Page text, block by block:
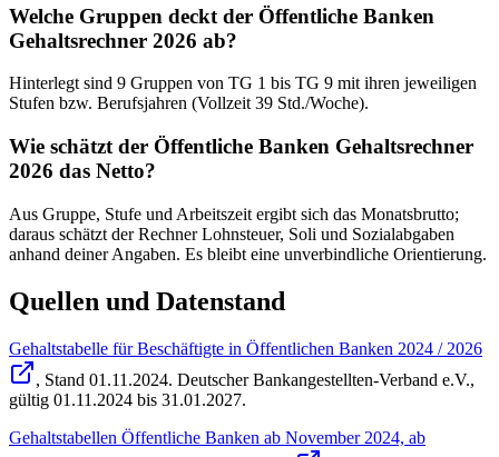
Welche Gruppen deckt der Öffentliche Banken
Gehaltsrechner 2026 ab?
Hinterlegt sind 9 Gruppen von TG 1 bis TG 9 mit ihren jeweiligen
Stufen bzw. Berufsjahren (Vollzeit 39 Std./Woche).
Wie schätzt der Öffentliche Banken Gehaltsrechner
2026 das Netto?
Aus Gruppe, Stufe und Arbeitszeit ergibt sich das Monatsbrutto;
daraus schätzt der Rechner Lohnsteuer, Soli und Sozialabgaben
anhand deiner Angaben. Es bleibt eine unverbindliche Orientierung.
Quellen und Datenstand
Gehaltstabelle für Beschäftigte in Öffentlichen Banken 2024 / 2026
, Stand 01.11.2024. Deutscher Bankangestellten-Verband e.V.,
gültig 01.11.2024 bis 31.01.2027.
Gehaltstabellen Öffentliche Banken ab November 2024, ab